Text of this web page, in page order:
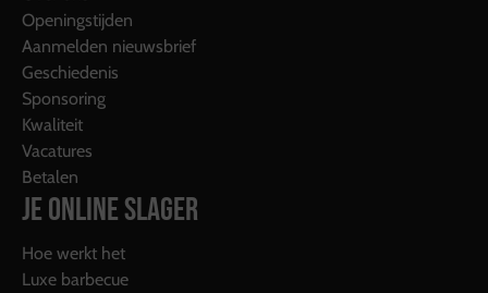
Openingstijden
Aanmelden nieuwsbrief
Geschiedenis
Sponsoring
Kwaliteit
Vacatures
Betalen
JE ONLINE SLAGER
Hoe werkt het
Luxe barbecue